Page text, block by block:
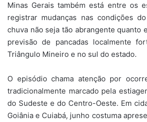
Minas Gerais também está entre os
registrar mudanças nas condições
chuva não seja tão abrangente quanto
previsão de pancadas localmente
Triângulo Mineiro e no sul do estado.
O episódio chama atenção por
tradicionalmente marcado pela
do Sudeste e do Centro-Oeste. Em
Goiânia e Cuiabá, junho costuma